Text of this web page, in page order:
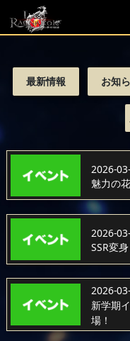
最新情報 お知
2026-
魅力の
2026-
SSR変
2026-
新学期
場！